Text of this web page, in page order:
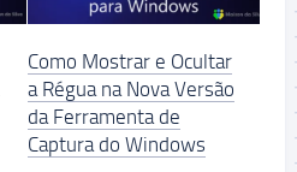
Como Mostrar e Ocultar
a Régua na Nova Versão
da Ferramenta de
Captura do Windows